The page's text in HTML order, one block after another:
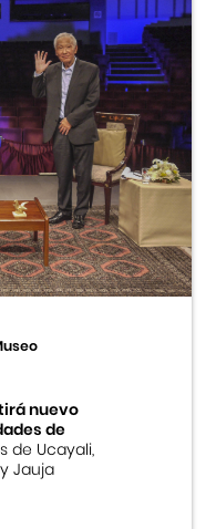
nuevo
de
de Ucayali,
Jauja